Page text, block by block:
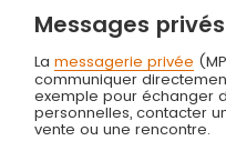
Messages privés
Lamessagerie privée
communiquer
exemple pour échanger
personnelles, contacter
vente ou une rencontre.